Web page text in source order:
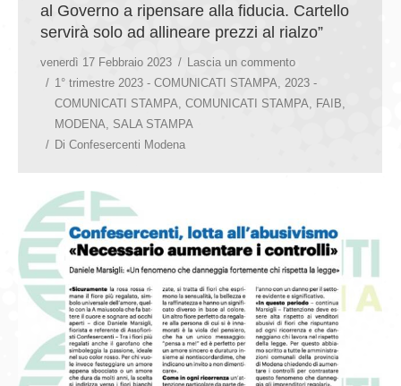
al Governo a ripensare alla fiducia. Cartello
servirà solo ad allineare prezzi al rialzo”
venerdì 17 Febbraio 2023
Lascia un commento
1° trimestre 2023 - COMUNICATI STAMPA, 2023 -
COMUNICATI STAMPA, COMUNICATI STAMPA, FAIB,
MODENA, SALA STAMPA
Di Confesercenti Modena